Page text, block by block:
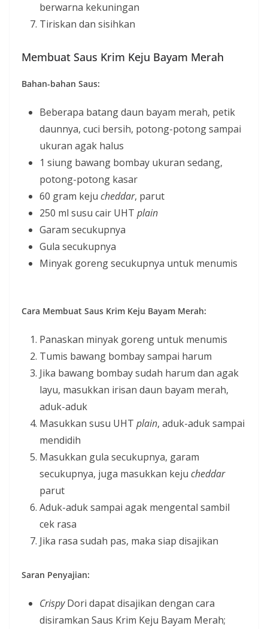
berwarna kekuningan
Tiriskan dan sisihkan
Membuat Saus Krim Keju Bayam Merah
Bahan-bahan Saus:
Beberapa batang daun bayam merah, petik
daunnya, cuci bersih, potong-potong sampai
ukuran agak halus
1 siung bawang bombay ukuran sedang,
potong-potong kasar
60 gram keju cheddar, parut
250 ml susu cair UHT plain
Garam secukupnya
Gula secukupnya
Minyak goreng secukupnya untuk menumis
Cara Membuat Saus Krim Keju Bayam Merah:
Panaskan minyak goreng untuk menumis
Tumis bawang bombay sampai harum
Jika bawang bombay sudah harum dan agak
layu, masukkan irisan daun bayam merah,
aduk-aduk
Masukkan susu UHT plain, aduk-aduk sampai
mendidih
Masukkan gula secukupnya, garam
secukupnya, juga masukkan keju cheddar
parut
Aduk-aduk sampai agak mengental sambil
cek rasa
Jika rasa sudah pas, maka siap disajikan
Saran Penyajian:
CrispyDori dapat disajikan dengan cara
disiramkan Saus Krim Keju Bayam Merah;